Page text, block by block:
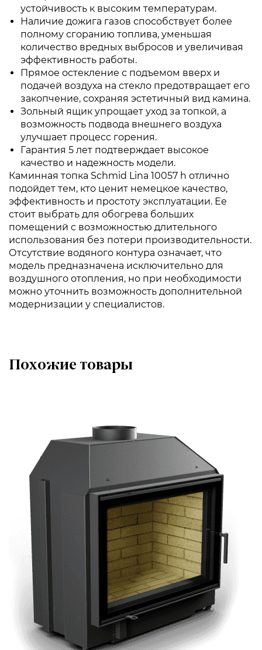
устойчивость к высоким температурам.
Наличие дожига газов способствует более
полному сгоранию топлива, уменьшая
количество вредных выбросов и увеличивая
эффективность работы.
Прямое остекление с подъемом вверх и
подачей воздуха на стекло предотвращает его
закопчение, сохраняя эстетичный вид камина.
Зольный ящик упрощает уход за топкой, а
возможность подвода внешнего воздуха
улучшает процесс горения.
Гарантия 5 лет подтверждает высокое
качество и надежность модели.
Каминная топка Schmid Lina 10057 h отлично
подойдет тем, кто ценит немецкое качество,
эффективность и простоту эксплуатации. Ее
стоит выбрать для обогрева больших
помещений с возможностью длительного
использования без потери производительности.
Отсутствие водяного контура означает, что
модель предназначена исключительно для
воздушного отопления, но при необходимости
можно уточнить возможность дополнительной
модернизации у специалистов.
Похожие товары